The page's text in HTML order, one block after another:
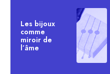
Les bijoux
comme
miroir de
l’âme